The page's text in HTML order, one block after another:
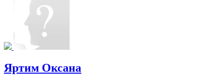
Яртим Оксана